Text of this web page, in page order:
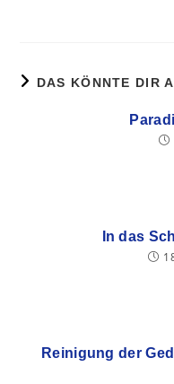
DAS KÖNNTE DIR
In das
Reinigung der